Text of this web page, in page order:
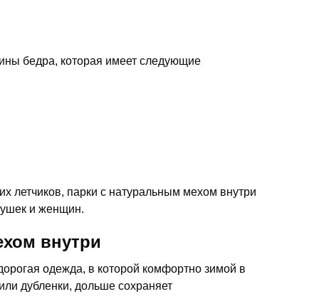
бедра, которая имеет следующие
летчиков, парки с натуральным мехом внутри
и женщин.
внутри
одежда, в которой комфортно зимой в
дубленки, дольше сохраняет